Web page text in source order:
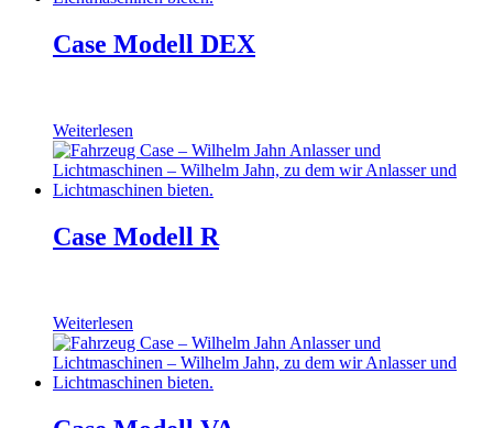
Case Modell DEX
Weiterlesen
Case Modell R
Weiterlesen